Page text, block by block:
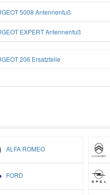
5008 Antennenfuß
EXPERT Antennenfuß
206 Ersatzteile
ALFA ROMEO
FORD